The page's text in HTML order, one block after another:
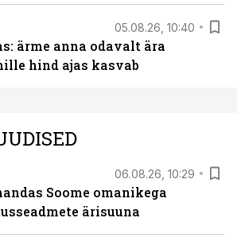
05.08.26, 10:40
ärme anna odavalt ära
hind ajas kasvab
06.08.26, 10:29
Soome omanikega
ärisuuna